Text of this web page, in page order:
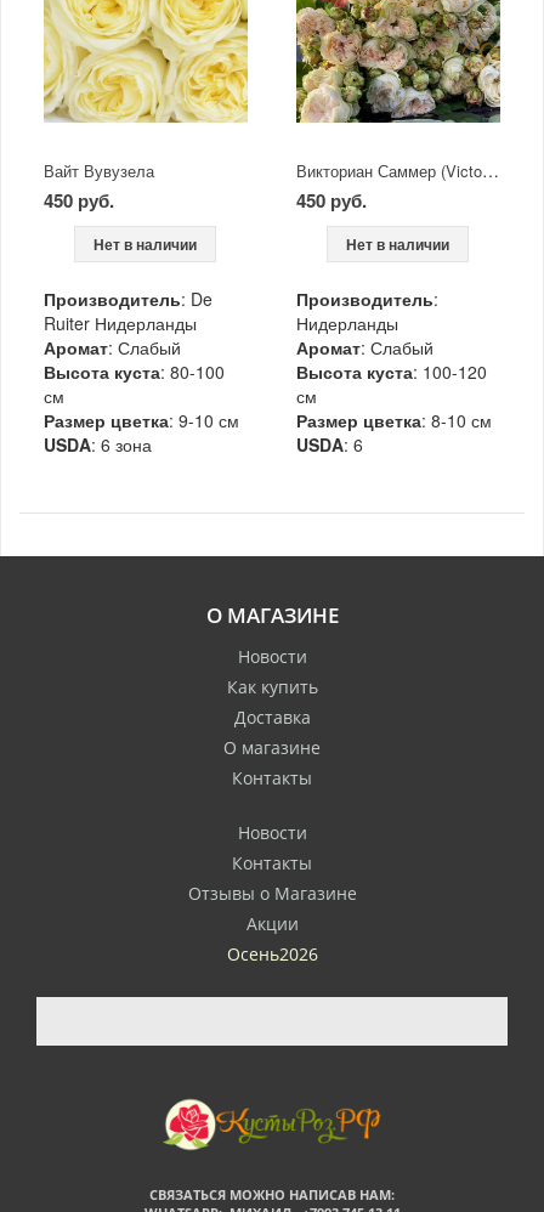
Вайт Вувузела
450 руб.
Нет в наличии
Производитель: De
Ruiter Нидерланды
Аромат: Слабый
Высота куста: 80-100
см
Размер цветка: 9-10 см
USDA: 6 зона
Викториан Саммер (Victorian Summer)
450 руб.
Нет в наличии
Производитель:
Нидерланды
Аромат: Слабый
Высота куста: 100-120
см
Размер цветка: 8-10 см
USDA: 6
О МАГАЗИНЕ
Новости
Как купить
Доставка
О магазине
Контакты
Новости
Контакты
Отзывы о Магазине
Акции
Осень2026
СВЯЗАТЬСЯ МОЖНО НАПИСАВ НАМ: